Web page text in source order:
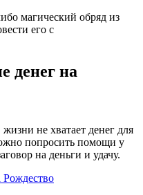
магический обряд из
его с
денег на
не хватает денег для
попросить помощи у
на деньги и удачу.